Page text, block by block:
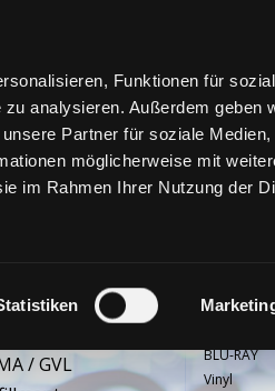
Funktionen für
analysieren. Außerdem geben
Partner für soziale Medien,
möglicherweise mit
im Rahmen Ihrer Nutzung der
/ GVL
CD
BLU-RAY
Vinyl